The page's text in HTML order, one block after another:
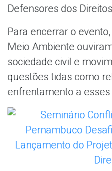
Defensores dos
Para encerrar o
Meio Ambiente
sociedade civil e
questões tidas como
enfrentamento a esses